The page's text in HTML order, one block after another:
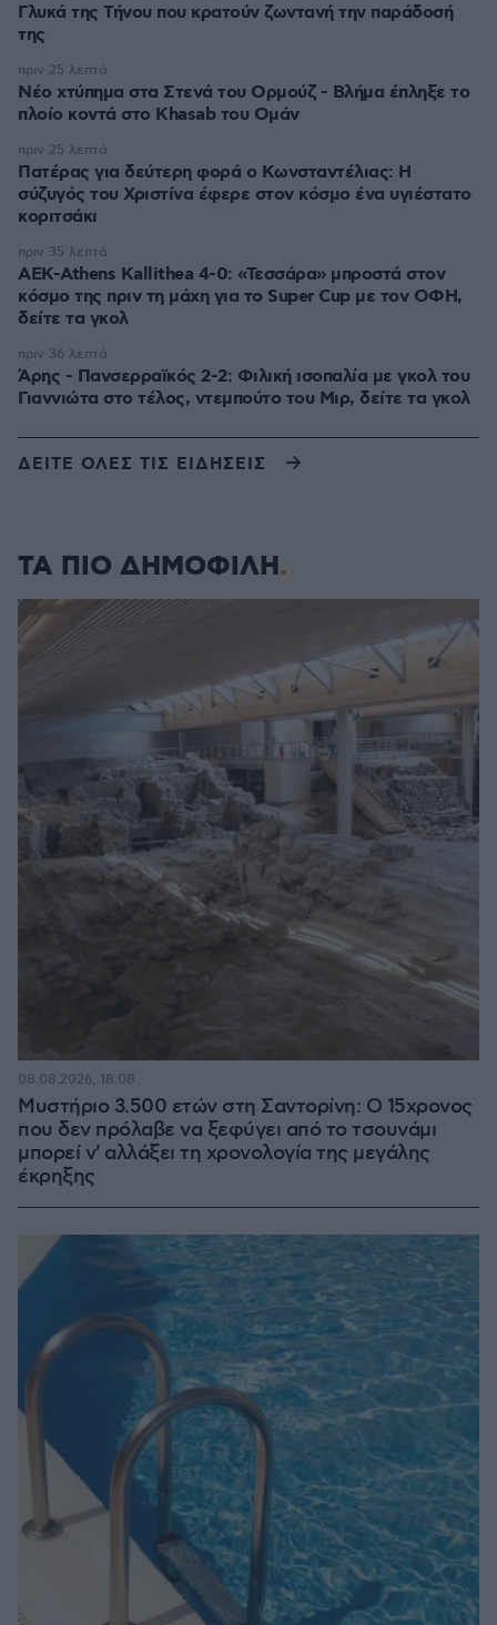
Γλυκά της Τήνου που κρατούν ζωντανή την παράδοσή
της
Νέο χτύπημα στα Στενά του Ορμούζ - Βλήμα έπληξε το
πλοίο κοντά στο Khasab του Ομάν
πριν 25 λεπτά
Πατέρας για δεύτερη φορά ο Κωνσταντέλιας: Η
σύζυγός του Χριστίνα έφερε στον κόσμο ένα υγιέστατο
κοριτσάκι
πριν 25 λεπτά
ΑΕΚ-Athens Kallithea 4-0: «Τεσσάρα» μπροστά στον
κόσμο της πριν τη μάχη για το Super Cup με τον ΟΦΗ,
δείτε τα γκολ
πριν 35 λεπτά
Άρης - Πανσερραϊκός 2-2: Φιλική ισοπαλία με γκολ του
Γιαννιώτα στο τέλος, ντεμπούτο του Μιρ, δείτε τα γκολ
πριν 36 λεπτά
ΔΕΙΤΕ ΟΛΕΣ ΤΙΣ ΕΙΔΗΣΕΙΣ
ΤΑ ΠΙΟ ΔΗΜΟΦΙΛΗ
Μυστήριο 3.500 ετών στη Σαντορίνη: Ο 15χρονος
που δεν πρόλαβε να ξεφύγει από το τσουνάμι
μπορεί ν' αλλάξει τη χρονολογία της μεγάλης
έκρηξης
08.08.2026, 18:08